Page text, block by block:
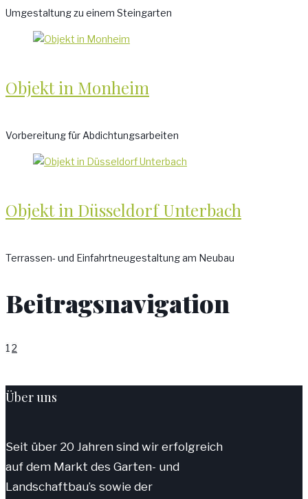
Umgestaltung zu einem Steingarten
Objekt in Monheim
Vorbereitung für Abdichtungsarbeiten
Objekt in Düsseldorf Unterbach
Terrassen- und Einfahrtneugestaltung am Neubau
Beitragsnavigation
1 2
Über uns
Seit über 20 Jahren sind wir erfolgreich
auf dem Markt des Garten- und
Landschaftbau’s sowie der